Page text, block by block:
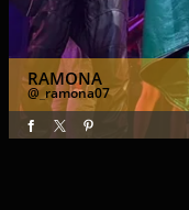
RAMONA
_ramona07